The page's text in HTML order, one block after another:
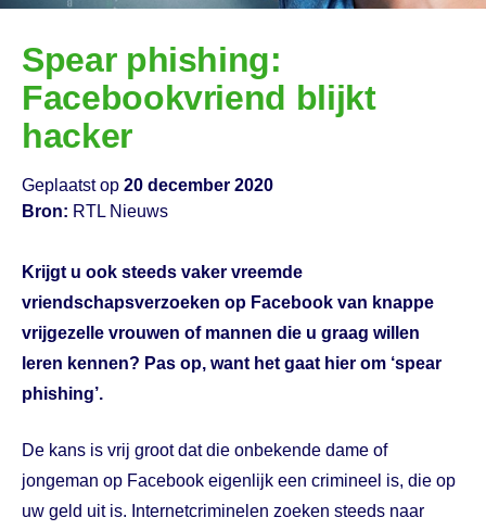
Spear phishing:
Facebookvriend blijkt
hacker
Geplaatst op 20 december 2020
Bron: RTL Nieuws
Krijgt u ook steeds vaker vreemde
vriendschapsverzoeken op Facebook van knappe
vrijgezelle vrouwen of mannen die u graag willen
leren kennen? Pas op, want het gaat hier om ‘spear
phishing’.
De kans is vrij groot dat die onbekende dame of
jongeman op Facebook eigenlijk een crimineel is, die op
uw geld uit is. Internetcriminelen zoeken steeds naar